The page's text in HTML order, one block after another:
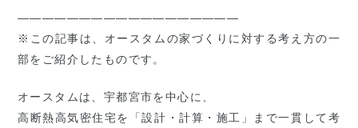
――――――――――――――――――
※この記事は、オースタムの家づくりに対する考え方の一
部をご紹介したものです。
オースタムは、宇都宮市を中心に、
高断熱高気密住宅を「設計・計算・施工」まで一貫して考